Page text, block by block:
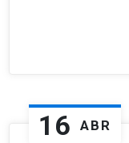
16 ABR